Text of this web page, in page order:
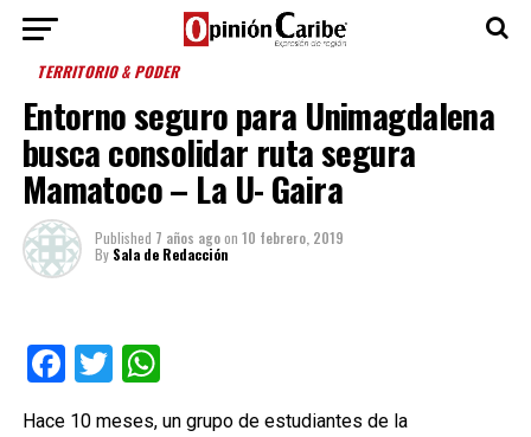
TERRITORIO & PODER
Entorno seguro para Unimagdalena
busca consolidar ruta segura
Mamatoco – La U- Gaira
Published 7 años agoon 10 febrero, 2019
By Sala de Redacción
Facebook
TwitterWhatsApp
Hace 10 meses, un grupo de estudiantes de la